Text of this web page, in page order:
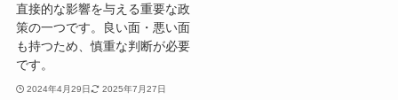
直接的な影響を与える重要な政
策の一つです。良い面・悪い面
も持つため、慎重な判断が必要
です。
2024年4月29日 2025年7月27日